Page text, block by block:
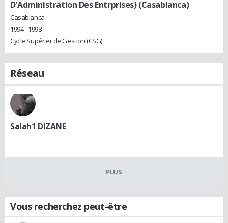
D'Administration Des Entrprises) (Casablanca)
Casablanca
1994 - 1998
Cycle Supérier de Gestion (CSG)
Réseau
Salah1 DIZANE
PLUS
Vous recherchez peut-être